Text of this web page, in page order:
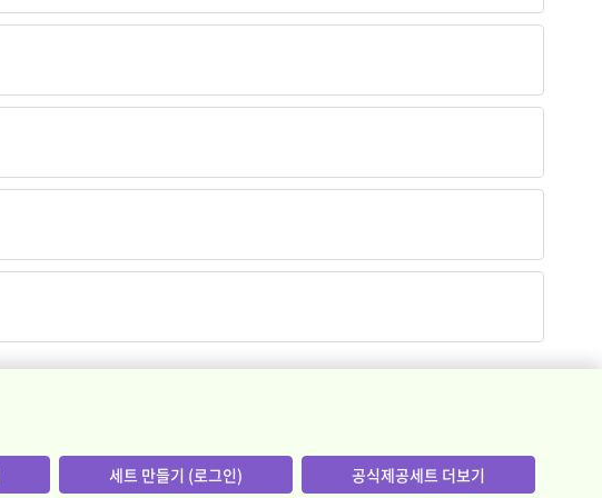
세트 만들기 (로그인) 공식제공세트 더보기